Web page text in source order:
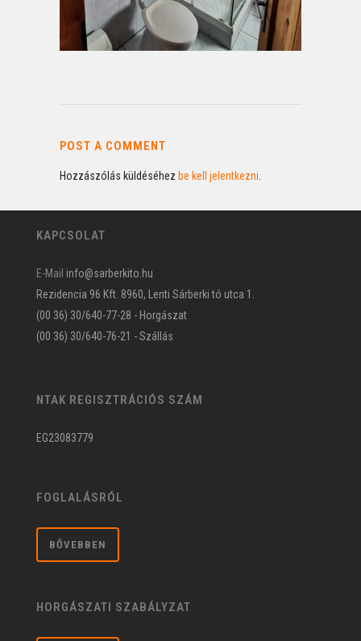
POST A COMMENT
Hozzászólás küldéséhez be kell jelentkezni
KAPCSOLAT
E-Mail info@sarberkito.hu
Rezidencia 96 Kft. 8960, Lenti Sárberki tó utca 1.
(00 36) 30/640-77-28 - Horgászat
(00 36) 30/640-76-21 - Szállás
NTAK REGISZTRÁCIÓS SZÁM
EG23083779
FOGLALÁSRÓL
BŐVEBBEN
HORGÁSZATI SZABÁLYZAT